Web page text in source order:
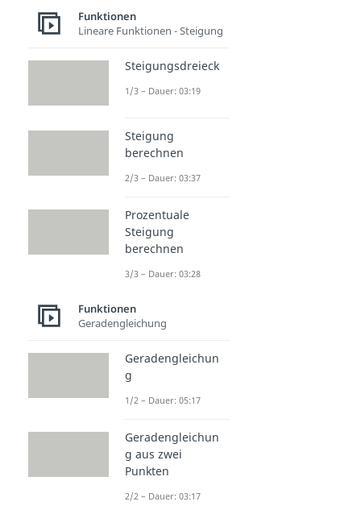
Funktionen
Lineare Funktionen - Steigung
Steigungsdreieck
1/3 – Dauer: 03:19
Steigung
berechnen
2/3 – Dauer: 03:37
Prozentuale
Steigung
berechnen
3/3 – Dauer: 03:28
Funktionen
Geradengleichung
Geradengleichun
g
1/2 – Dauer: 05:17
Geradengleichun
g aus zwei
Punkten
2/2 – Dauer: 03:17